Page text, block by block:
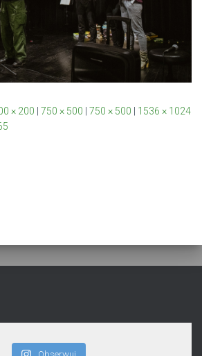
× 200 | 750 × 500 | 750 × 500 | 1536 × 1024